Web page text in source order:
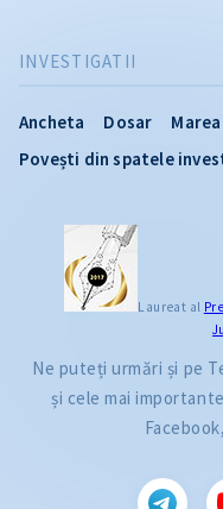
INVESTIGATII
Ancheta Dosar
Povești din spatele
Laureat al
Ne puteți urmări și pe
și cele mai